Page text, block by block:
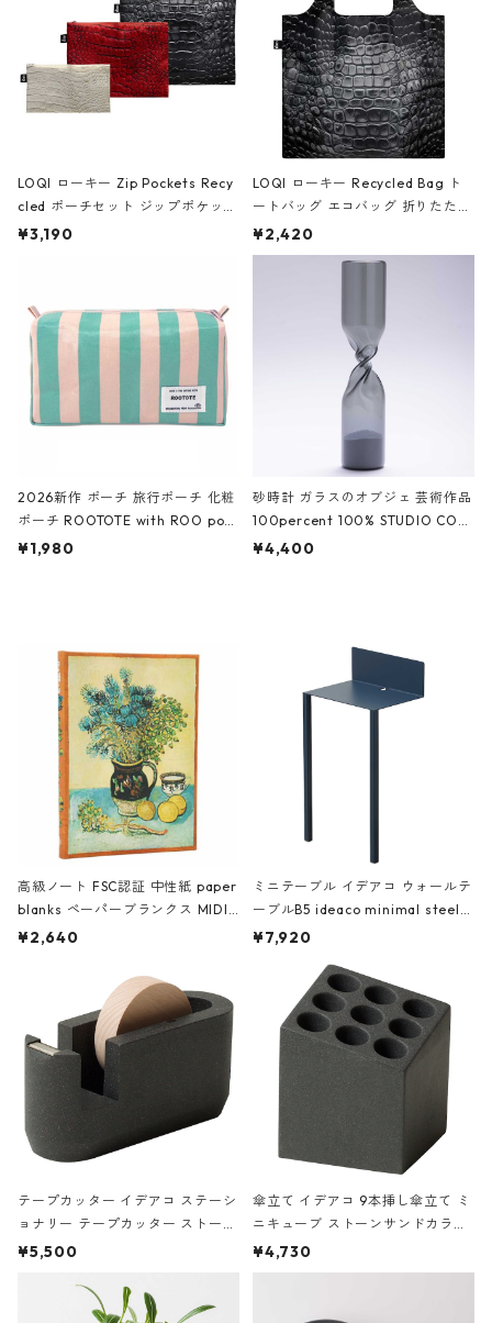
LOQI ローキー Zip Pockets Recy
cled ポーチセット ジップポケット
ファスナーポーチ 撥水加工 トラベ
ーガンディー、オフホワイト
¥3,190
LOQI ローキー Recycled Bag ト
ートバッグ エコバッグ 折りたたみ
大きめ 撥水加工 収納ポーチ CRO
CODILE/Black クロコダイル/ブラ
¥2,420
2026新作 ポーチ 旅行ポーチ 化粧
ポーチ ROOTOTE with ROO pou
ch 3532 ルートート WR.ポーチ.ラ
¥1,980
砂時計 ガラスのオブジェ 芸術作品
100percent 100% STUDIO COH
AKU Timeless 100パーセント ス
¥4,400
高級ノート FSC認証 中性紙 paper
blanks ペーパーブランクス MIDI
ハードカバー 罫線 ヴァン・ゴッホ
¥2,640
ミニテーブル イデアコ ウォールテ
ーブルB5 ideaco minimal steel f
urniture WALL Table B5 ネイビー
¥7,920
テープカッター イデアコ ステーシ
ョナリー テープカッター ストーン
サンドカラー 石調 ideaco Station
¥5,500
傘立て イデアコ 9本挿し傘立て ミ
ニキューブ ストーンサンドカラー
石調 ideaco Umbrella Stand CUB
E ストーンサンドブラック
¥4,730